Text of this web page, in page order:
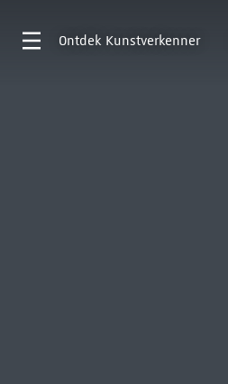
Ontdek Kunstverkenner